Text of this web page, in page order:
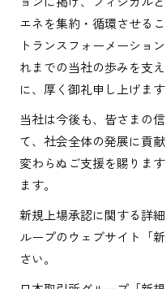
エネを集約・循環させる
トランスフォーメーショ
れまでの当社の歩みを支
に、厚く御礼申し上げます
当社は今後も、皆さまの
て、社会全体の発展に貢
変わらぬご支援を賜りま
ます。
新規上場承認に関する詳
ループのウェブサイト「
さい。